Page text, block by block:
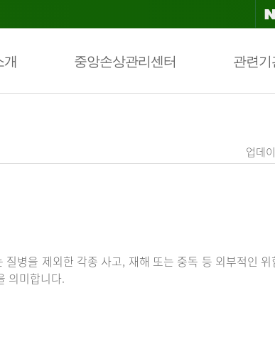
개 중앙손상관리센터 관련기
업데
병을 제외한 각종 사고, 재해 또는 중독 등 외부적인
의미합니다.